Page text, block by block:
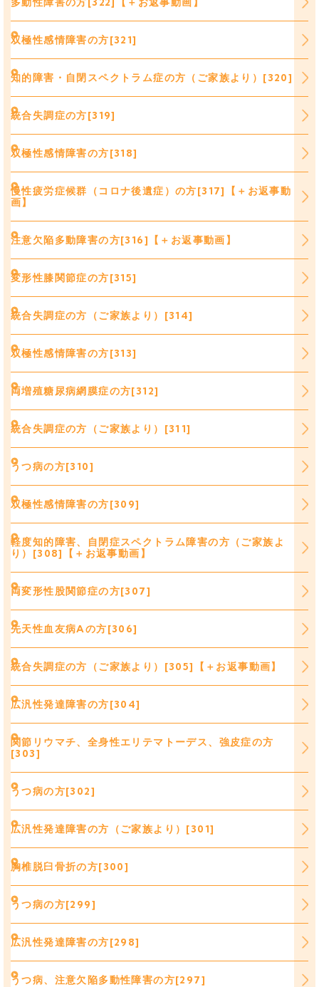
双極性感情障害の方[321]
知的障害・自閉スペクトラム症の方（ご家族より）[320]
統合失調症の方[319]
双極性感情障害の方[318]
慢性疲労症候群（コロナ後遺症）の方[317]【＋お返事動
画】
注意欠陥多動障害の方[316]【＋お返事動画】
変形性膝関節症の方[315]
統合失調症の方（ご家族より）[314]
双極性感情障害の方[313]
両増殖糖尿病網膜症の方[312]
統合失調症の方（ご家族より）[311]
うつ病の方[310]
双極性感情障害の方[309]
軽度知的障害、自閉症スペクトラム障害の方（ご家族よ
り）[308]【＋お返事動画】
両変形性股関節症の方[307]
先天性血友病Aの方[306]
統合失調症の方（ご家族より）[305]【＋お返事動画】
広汎性発達障害の方[304]
関節リウマチ、全身性エリテマトーデス、強皮症の方
[303]
うつ病の方[302]
広汎性発達障害の方（ご家族より）[301]
胸椎脱臼骨折の方[300]
うつ病の方[299]
広汎性発達障害の方[298]
うつ病、注意欠陥多動性障害の方[297]